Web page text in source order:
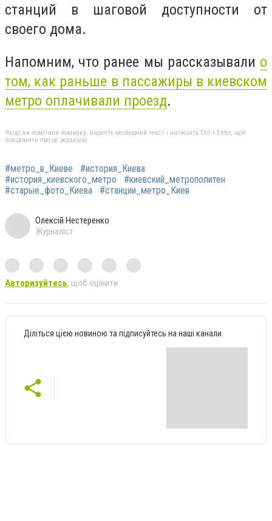
станций в шаговой доступности от
своего дома.
Напомним, что ранее мы рассказывали о
том, как раньше в пассажиры в киевском
метро оплачивали проезд.
Якщо ви помітили помилку, виділіть необхідний текст і натисніть Ctrl + Enter, щоб
повідомити про це редакцію
#метро_в_Киеве
#история_Киева
#история_киевского_метро
#киевский_метрополитен
#старые_фото_Киева
#станции_метро_Киев
Олексій Нестеренко
Журналіст
Авторизуйтесь, щоб оцінити
Діліться цією новиною та підписуйтесь на наші канали